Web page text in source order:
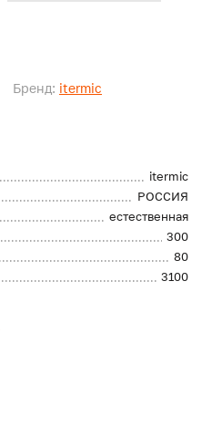
Бренд: itermic
itermic
РОССИЯ
естественная
300
80
3100